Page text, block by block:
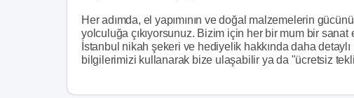
Her adımda, el yapımının ve doğal malzemelerin
yolculuğa çıkıyorsunuz. Bizim için her bir mum bir sanat
İstanbul nikah şekeri ve hediyelik hakkında daha
bilgilerimizi kullanarak bize ulaşabilir ya da "ücretsiz